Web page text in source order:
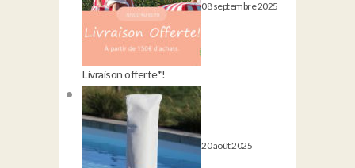
08 septembre 2025
Livraison offerte*!
20 août 2025